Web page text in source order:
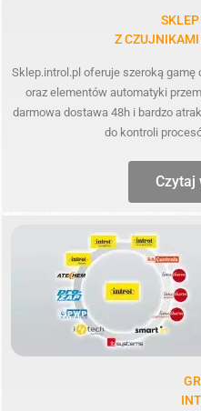
Z
Sklep.introl.pl oferuje szeroką
oraz elementów automatyki
darmowa dostawa 48h i bardzo
do kontroli
Czytaj